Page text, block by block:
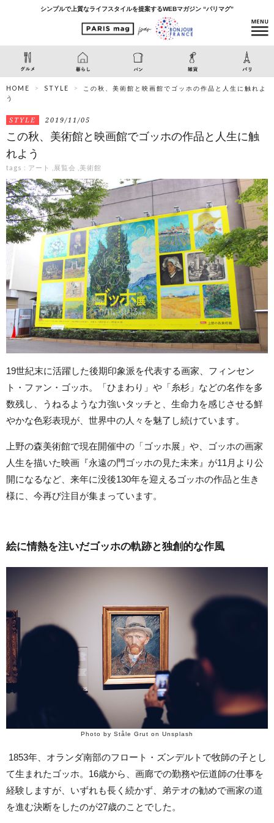
シンプルで上質なライフスタイルを提案するWEBマガジン “パリマグ”
HOME STYLE
この秋、美術館と映画館でゴッホの作品と人生に触れよ
う
STYLE 2019/11/05
この秋、美術館と映画館でゴッホの作品と人生に触
れよう
tags : アート 展覧会 美術館
19世紀末に活躍した後期印象派を代表する画家、フィンセン
ト・ファン・ゴッホ。「ひまわり」や「糸杉」などの名作を多
数残し、うねるような力強いタッチと、生命力を感じさせる鮮
やかな色彩表現が、世界中の人々を魅了し続けています。
上野の森美術館で現在開催中の「ゴッホ展」や、ゴッホの画家
人生を描いた映画『永遠の門ゴッホの見た未来』が11月より公
開になるなど、来年に没後130年を迎えるゴッホの作品と生き
様に、今再び注目が集まっています。
絵に情熱を注いだゴッホの軌跡と独創的な作風
Photo by Ståle Grut on Unsplash
1853年、オランダ南部のフロート・ズンデルトで牧師の子とし
て生まれたゴッホ。16歳から、画廊での勤務や伝道師の仕事を
経験しますが、いずれも長く続かず、弟テオの勧めで画家の道
を進む決断をしたのが27歳のことでした。